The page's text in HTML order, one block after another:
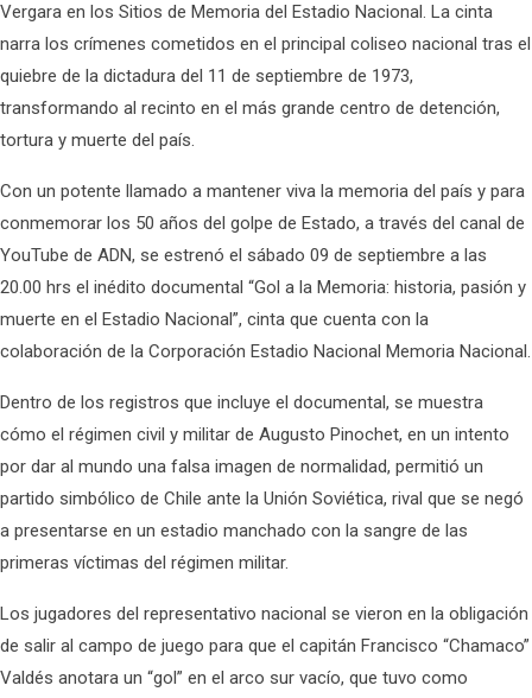
Vergara en los Sitios de Memoria del Estadio Nacional. La cinta
narra los crímenes cometidos en el principal coliseo nacional tras el
quiebre de la dictadura del 11 de septiembre de 1973,
transformando al recinto en el más grande centro de detención,
tortura y muerte del país.
Con un potente llamado a mantener viva la memoria del país y para
conmemorar los 50 años del golpe de Estado, a través del canal de
YouTube de ADN, se estrenó el sábado 09 de septiembre a las
20.00 hrs el inédito documental “Gol a la Memoria: historia, pasión y
muerte en el Estadio Nacional”, cinta que cuenta con la
colaboración de la Corporación Estadio Nacional Memoria Nacional.
Dentro de los registros que incluye el documental, se muestra
cómo el régimen civil y militar de Augusto Pinochet, en un intento
por dar al mundo una falsa imagen de normalidad, permitió un
partido simbólico de Chile ante la Unión Soviética, rival que se negó
a presentarse en un estadio manchado con la sangre de las
primeras víctimas del régimen militar.
Los jugadores del representativo nacional se vieron en la obligación
de salir al campo de juego para que el capitán Francisco “Chamaco”
Valdés anotara un “gol” en el arco sur vacío, que tuvo como